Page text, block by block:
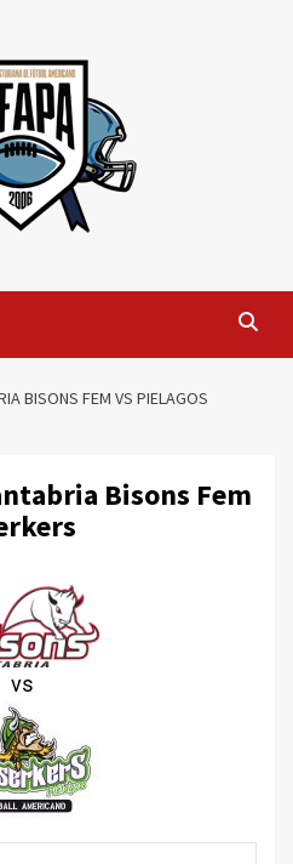
BISONS FEM VS PIELAGOS
Bisons Fem
vs